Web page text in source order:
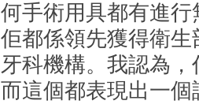
何手術用具都有進
佢都係領先獲得衛
牙科機構。我認為
而這個都表現出一